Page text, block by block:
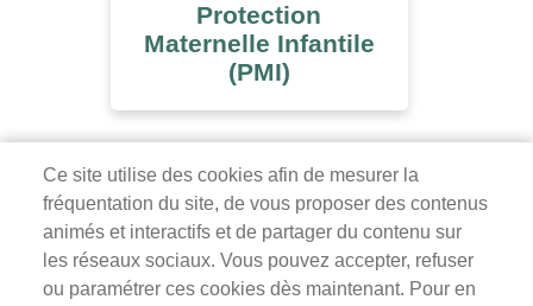
Protection
Maternelle Infantile
(PMI)
Ce site utilise des cookies afin de mesurer la
fréquentation du site, de vous proposer des contenus
animés et interactifs et de partager du contenu sur
les réseaux sociaux. Vous pouvez accepter, refuser
ou paramétrer ces cookies dès maintenant. Pour en
Mairie de Survilliers
3 rue de la Liberté